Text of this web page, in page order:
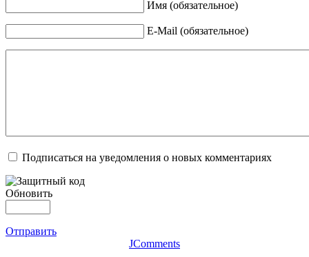
Имя (обязательное)
E-Mail (обязательное)
Подписаться на уведомления о новых комментариях
Обновить
Отправить
JComments